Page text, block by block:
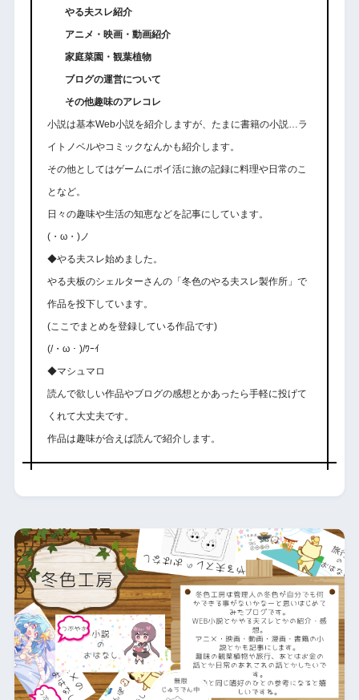
やる夫スレ紹介
アニメ・映画・動画紹介
家庭菜園・観葉植物
ブログの運営について
その他趣味のアレコレ
小説は基本Web小説を紹介しますが、たまに書籍の小説…ラ
イトノベルやコミックなんかも紹介します。
その他としてはゲームにポイ活に旅の記録に料理や日常のこ
となど。
日々の趣味や生活の知恵などを記事にしています。
(・ω・)ノ
◆やる夫スレ始めました。
やる夫板のシェルターさんの「冬色のやる夫スレ製作所」で
作品を投下しています。
(ここでまとめを登録している作品です)
(/・ω・)/ﾜｰｲ
◆マシュマロ
読んで欲しい作品やブログの感想とかあったら手軽に投げて
くれて大丈夫です。
作品は趣味が合えば読んで紹介します。